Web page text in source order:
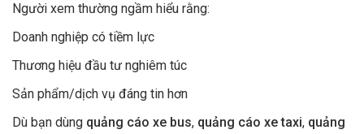
Người xem thường ngầm hiểu rằng:
Doanh nghiệp có tiềm lực
Thương hiệu đầu tư nghiêm túc
Sản phẩm/dịch vụ đáng tin hơn
Dù bạn dùng quảng cáo xe bus, quảng cáo xe taxi, quảng